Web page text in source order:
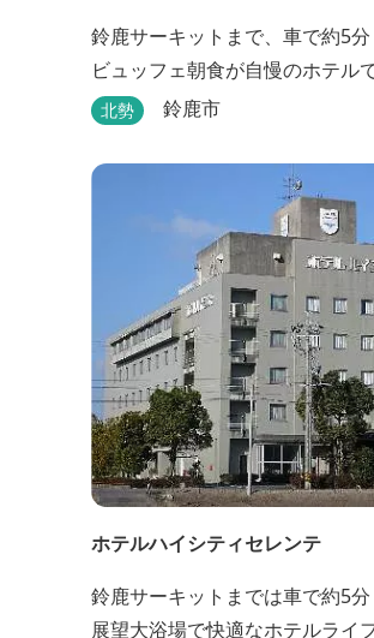
鈴鹿サーキットまで、車で約5
ビュッフェ朝食が自慢のホテルで
北勢 鈴鹿市
ホテルハイシティセレンテ
鈴鹿サーキットまでは車で約5
展望大浴場で快適なホテルライ